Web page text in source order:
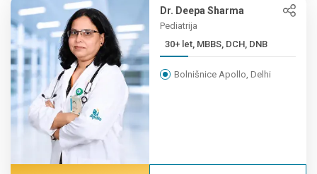
Dr. Deepa Sharma
Pediatrija
30+ let, MBBS, DCH, DNB
Bolnišnice Apollo, Delhi